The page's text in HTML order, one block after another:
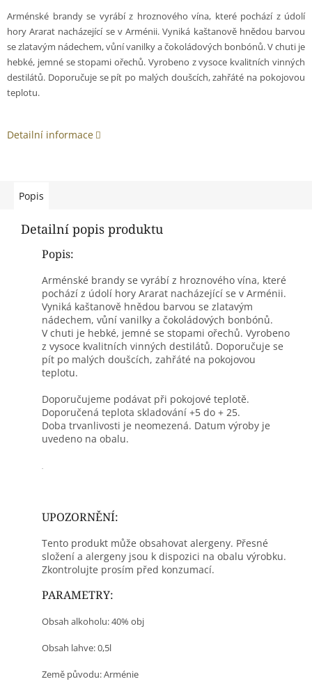
Arménské brandy se vyrábí z hroznového vína, které pochází z údolí
hory Ararat nacházející se v Arménii. Vyniká kaštanově hnědou barvou
se zlatavým nádechem, vůní vanilky a čokoládových bonbónů. V chuti je
hebké, jemné se stopami ořechů. Vyrobeno z vysoce kvalitních vinných
destilátů. Doporučuje se pít po malých doušcích, zahřáté na pokojovou
teplotu.
Detailní informace
Popis
Detailní popis produktu
Popis:
Arménské brandy se vyrábí z hroznového vína, které
pochází z údolí hory Ararat nacházející se v Arménii.
Vyniká kaštanově hnědou barvou se zlatavým
nádechem, vůní vanilky a čokoládových bonbónů.
V chuti je hebké, jemné se stopami ořechů. Vyrobeno
z vysoce kvalitních vinných destilátů. Doporučuje se
pít po malých doušcích, zahřáté na pokojovou
teplotu.
Doporučujeme podávat při pokojové teplotě.
Doporučená teplota skladování +5 do + 25.
Doba trvanlivosti je neomezená. Datum výroby je
uvedeno na obalu.
.
UPOZORNĚNÍ:
Tento produkt může obsahovat alergeny. Přesné
složení a alergeny jsou k dispozici na obalu výrobku.
Zkontrolujte prosím před konzumací.
PARAMETRY:
Obsah alkoholu: 40% obj
Obsah lahve: 0,5l
Země původu:Arménie